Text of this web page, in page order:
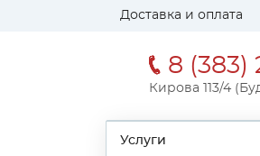
Доставка и оплата
8 (383)
Кирова 113/4
Услуги